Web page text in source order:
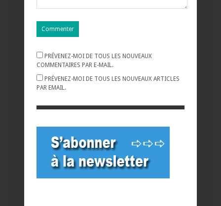
PRÉVENEZ-MOI DE TOUS LES NOUVEAUX
COMMENTAIRES PAR E-MAIL.
PRÉVENEZ-MOI DE TOUS LES NOUVEAUX ARTICLES
PAR EMAIL.